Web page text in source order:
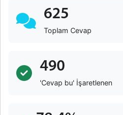
625
Toplam Cevap
490
'Cevap bu' İşaretlenen